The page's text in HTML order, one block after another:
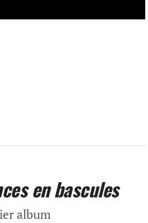
en bascules
album